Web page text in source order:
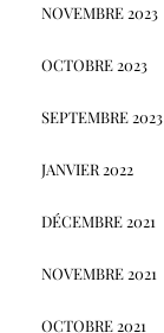
NOVEMBRE 2023
OCTOBRE 2023
SEPTEMBRE 2023
JANVIER 2022
DÉCEMBRE 2021
NOVEMBRE 2021
OCTOBRE 2021